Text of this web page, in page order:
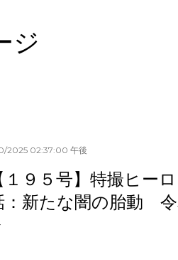
ジ
2025 02:37:00 午後
１９５号】特撮ヒー
：新たな闇の胎動 令